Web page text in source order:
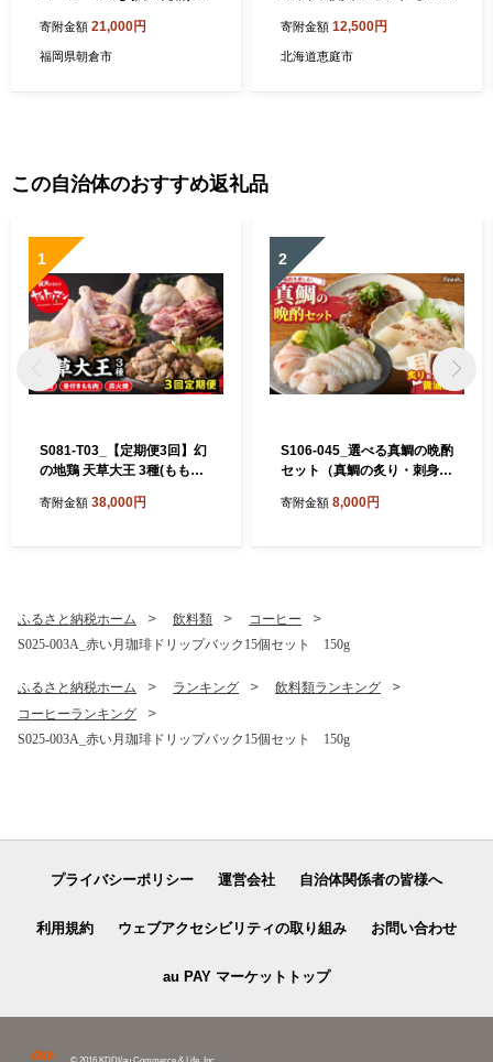
珈琲 ドリップ 珈琲山口
寄附金額 21,000円
福岡県朝倉市
寄附金額 12,500円
北海道恵庭市
この自治体のおすすめ返礼品
1
S081-T03_【定期便3回】幻
の地鶏 天草大王 3種(もも
約2.3kg
寄附金額 38,000円
2
S106-045_選べる真鯛の晩酌
セット（真鯛の炙り・刺身用
寄附金額 8,000円
ふるさと納税ホーム 飲料類
コーヒー
S025-003A_赤い月珈琲ドリップバック15個セット 150g
ふるさと納税ホーム ランキング
飲料類ランキング
コーヒーランキング
S025-003A_赤い月珈琲ドリップバック15個セット 150g
プライバシーポリシー 運営会社 自治体関係者の皆様へ
利用規約 ウェブアクセシビリティの取り組み お問い合わせ
au PAY マーケットトップ